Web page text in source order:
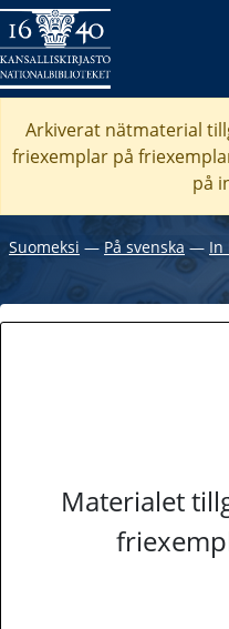
Arkiverat nätmaterial
friexemplar på
på
Suomeksi ― På svenska ― In
Materialet